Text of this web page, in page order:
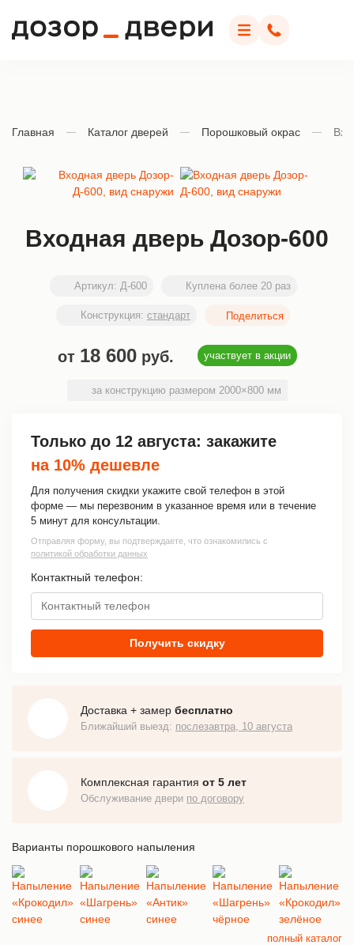
Дозор Двери
МенюПозвонить
Главная Каталог дверей Порошковый окрас
Входная дверь Дозор-600
Артикул: Д-600 Куплена более 20 раз
Конструкция: стандарт
от 18 600руб. участвует в акции
за конструкцию размером 2000×800 мм
Только до 12 августа: закажите
на 10% дешевле
Для получения скидки укажите свой телефон в этой
форме — мы перезвоним в указанное время или в течение
5 минут для консультации.
Отправляя форму, вы подтверждаете, что ознакомились с
политикой обработки данных
Контактный телефон:
Получить скидку
Доставка + замер бесплатно
Ближайший выезд: послезавтра, 10 августа
Комплексная гарантия от 5 лет
Обслуживание двери по договору
Варианты порошкового напыления
полный каталог